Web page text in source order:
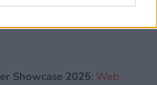
Showcase 2025: Web